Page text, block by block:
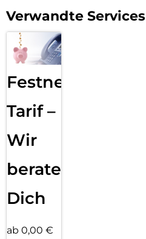
Verwandte Services
Festnetz
Tarif –
Wir
beraten
Dich
ab 0,00 €